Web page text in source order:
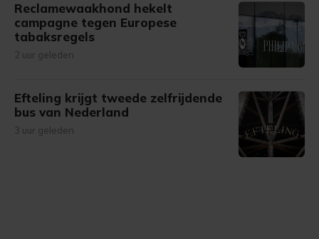
Reclamewaakhond hekelt
campagne tegen Europese
tabaksregels
2 uur geleden
Efteling krijgt tweede zelfrijdende
bus van Nederland
3 uur geleden